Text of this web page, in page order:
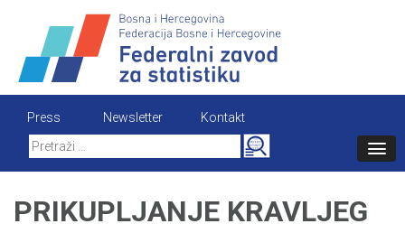
content
Press Newsletter
Kontakt
Search
for:
PRIKUPLJANJE KRAVLJEG